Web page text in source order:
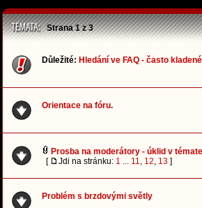
Strana1z3
Důležité: Hledání ve FAQ - často
Orientace na fóru.
Prosba na moderátory - úklid v
[
Jdi na stránku: 1 ... 11, 12, 13 ]
Problém s brzdovými světly